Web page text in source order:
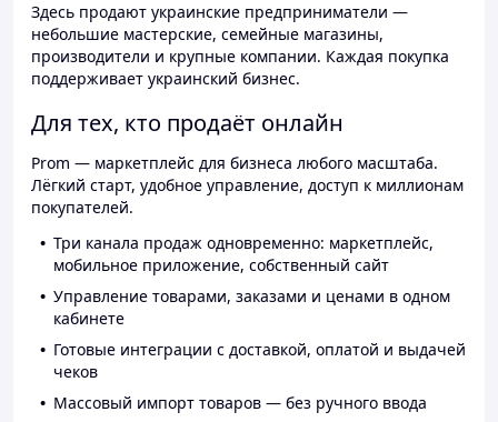
Здесь продают украинские предприниматели —
небольшие мастерские, семейные магазины,
производители и крупные компании. Каждая покупка
поддерживает украинский бизнес.
Для тех, кто продаёт онлайн
Prom — маркетплейс для бизнеса любого масштаба.
Лёгкий старт, удобное управление, доступ к миллионам
покупателей.
Три канала продаж одновременно: маркетплейс,
мобильное приложение, собственный сайт
Управление товарами, заказами и ценами в одном
кабинете
Готовые интеграции с доставкой, оплатой и выдачей
чеков
Массовый импорт товаров — без ручного ввода